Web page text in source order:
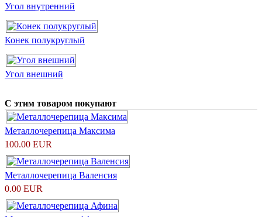
Угол внутренний
Конек полукруглый
Угол внешний
С этим товаром покупают
Металлочерепица Максима
100.00 EUR
Металлочерепица Валенсия
0.00 EUR